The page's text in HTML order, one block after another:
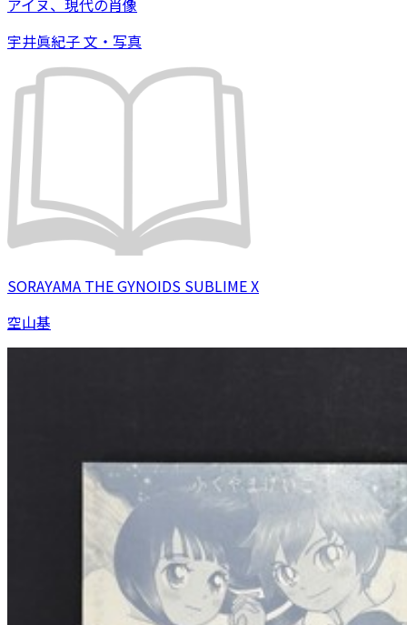
アイヌ、現代の肖像
宇井眞紀子 文・写真
SORAYAMA THE GYNOIDS SUBLIME X
空山基